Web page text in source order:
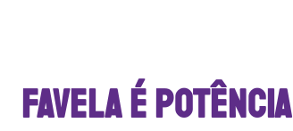
FAVELA É POTÊNCIA